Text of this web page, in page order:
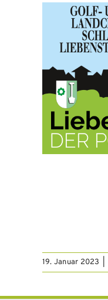
19. Januar 2023